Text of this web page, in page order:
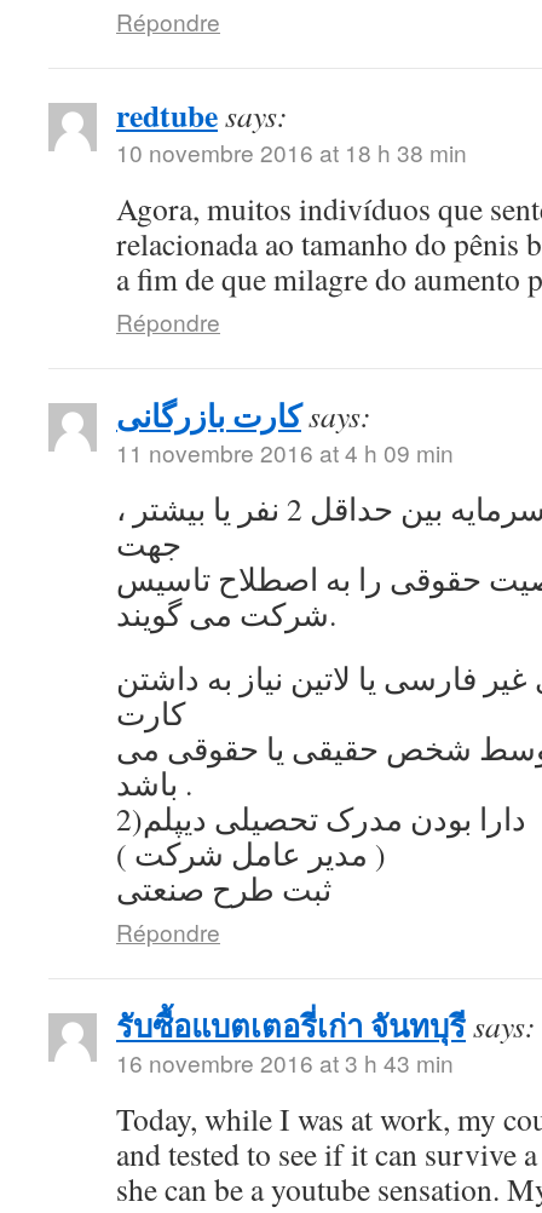
Répondre
redtubesays:
10 novembre 2016 at 18 h 38 min
Agora, muitos indivíduos que
relacionada ao tamanho do pênis
a fim de que milagre do aumento
Répondre
کارت بازرگانیsays:
11 novembre 2016 at 4 h 09 min
به اشتراک گذاشتن سرمایه بین حداقل 2 نفر یا بیشتر ،
جهت
حقوقی را به اصطلاح تاسیس
شرکت می گویند.
فارسی یا لاتین نیاز به داشتن
کارت
توسط شخص حقیقی یا حقوقی می
باشد .
2)دارا بودن مدرک تحصیلی دیپلم
( مدیر عامل شرکت )
ثبت طرح صنعتی
Répondre
รับซื้อแบตเตอรี่เก่า จันทบุรีsays:
16 novembre 2016 at 3 h 43 min
Today, while I was at work, my
and tested to see if it can survive
she can be a youtube sensation.